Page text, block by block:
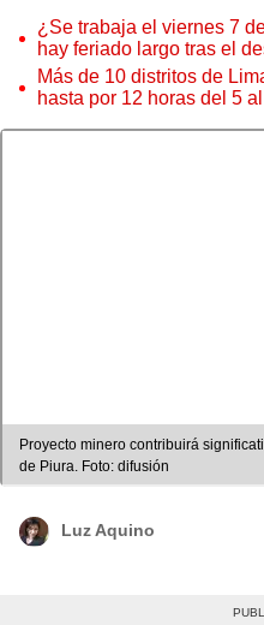
¿Se trabaja el viernes 7
hay feriado largo tras el
Más de 10 distritos de
hasta por 12 horas del 5
Proyecto minero contribuirá
de Piura. Foto: difusión
Luz Aquino